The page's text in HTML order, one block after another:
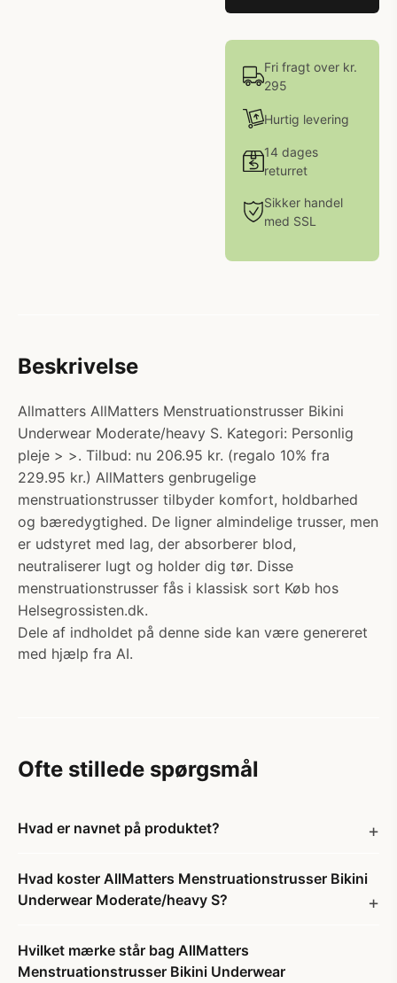
Fri fragt over kr.
295
Hurtig levering
14 dages
returret
Sikker handel
med SSL
Beskrivelse
Allmatters AllMatters Menstruationstrusser Bikini
Underwear Moderate/heavy S. Kategori: Personlig
pleje > >. Tilbud: nu 206.95 kr. (regalo 10% fra
229.95 kr.) AllMatters genbrugelige
menstruationstrusser tilbyder komfort, holdbarhed
og bæredygtighed. De ligner almindelige trusser, men
er udstyret med lag, der absorberer blod,
neutraliserer lugt og holder dig tør. Disse
menstruationstrusser fås i klassisk sort Køb hos
Helsegrossisten.dk.
Dele af indholdet på denne side kan være genereret
med hjælp fra AI.
Ofte stillede spørgsmål
Hvad er navnet på produktet?
Hvad koster AllMatters Menstruationstrusser Bikini
Underwear Moderate/heavy S?
Hvilket mærke står bag AllMatters
Menstruationstrusser Bikini Underwear